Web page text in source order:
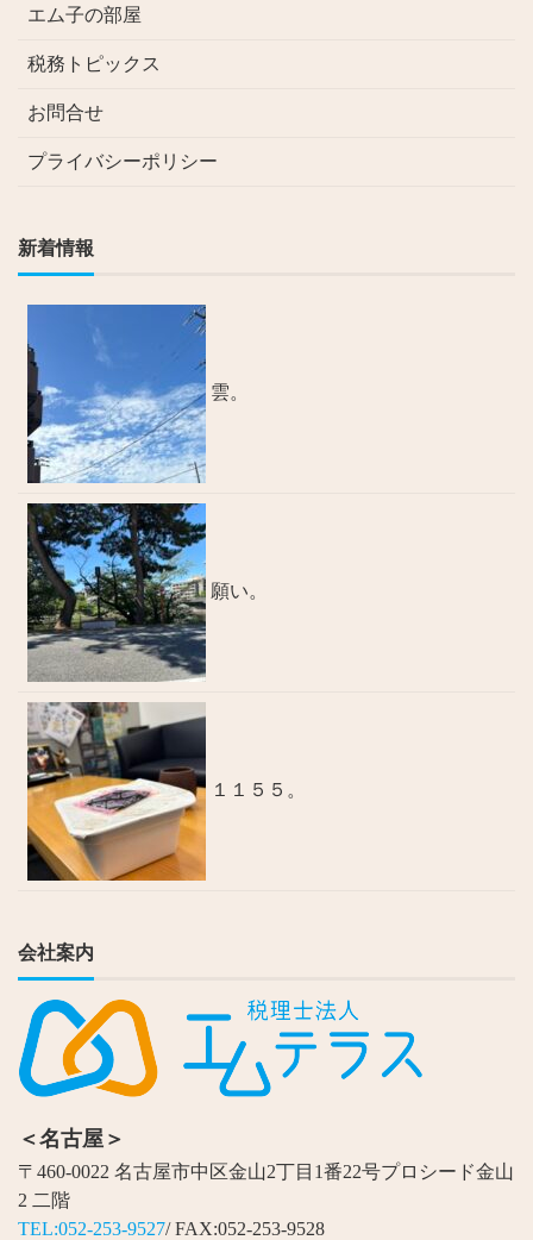
エム子の部屋
税務トピックス
お問合せ
プライバシーポリシー
新着情報
雲。
願い。
１１５５。
会社案内
＜名古屋＞
〒460-0022 名古屋市中区金山2丁目1番22号プロシード金山
2 二階
TEL:052-253-9527/ FAX:052-253-9528